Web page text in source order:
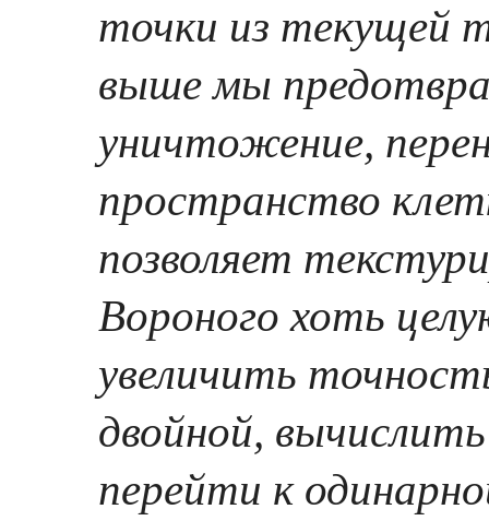
точки из текущей
выше мы
уничтожение,
пространство
позволяет
Вороного хоть
увеличить
двойной,
перейти к